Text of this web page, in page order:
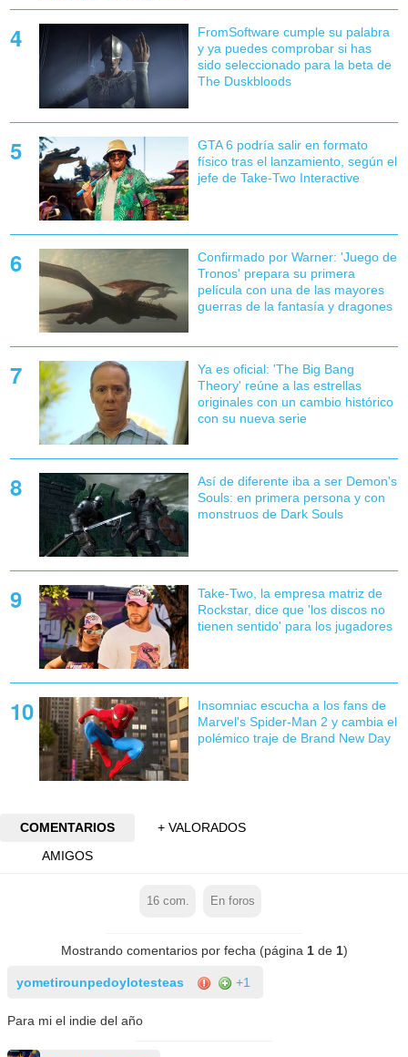
FromSoftware cumple su palabra
y ya puedes comprobar si has
sido seleccionado para la beta de
The Duskbloods
GTA 6 podría salir en formato
físico tras el lanzamiento, según el
jefe de Take-Two Interactive
Confirmado por Warner: 'Juego de
Tronos' prepara su primera
película con una de las mayores
guerras de la fantasía y dragones
Ya es oficial: 'The Big Bang
Theory' reúne a las estrellas
originales con un cambio histórico
con su nueva serie
Así de diferente iba a ser Demon's
Souls: en primera persona y con
monstruos de Dark Souls
Take-Two, la empresa matriz de
Rockstar, dice que 'los discos no
tienen sentido' para los jugadores
Insomniac escucha a los fans de
Marvel's Spider-Man 2 y cambia el
polémico traje de Brand New Day
COMENTARIOS
+ VALORADOS
AMIGOS
16com. En foros
Mostrando comentarios por fecha (página 1de 1)
yometirounpedoylotesteas +1
Para mi el indie del año